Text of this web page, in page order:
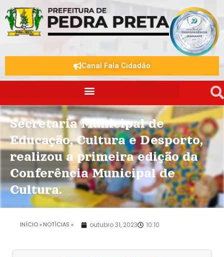
Canal Fala Cidadão
Secretaria Municipal de
Educação, Cultura e Desporto,
realizou a primeira edição da
Conferência Municipal de
Cultura..
outubro 31, 2023 10:10
INÍCIO »NOTÍCIAS »